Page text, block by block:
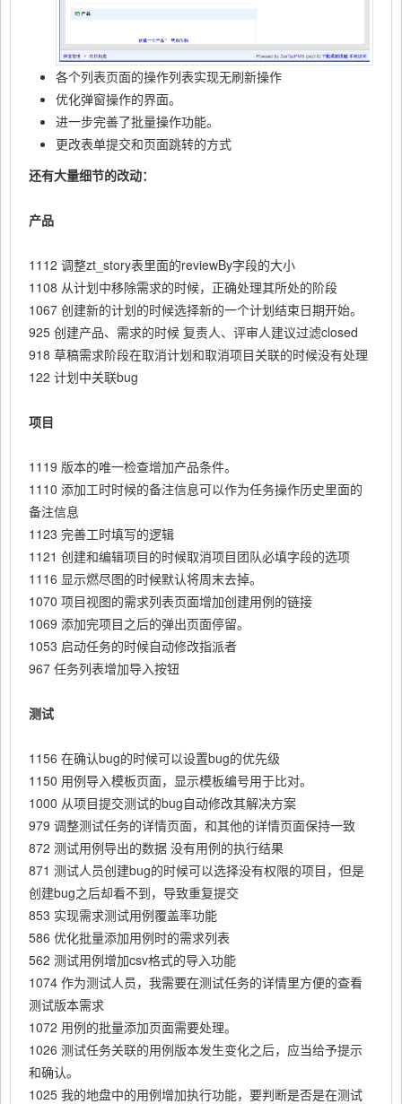
各个列表页面的操作列表实现无刷新操作
优化弹窗操作的界面。
进一步完善了批量操作功能。
更改表单提交和页面跳转的方式
还有大量细节的改动：
产品
1112 调整zt_story表里面的reviewBy字段的大小
1108 从计划中移除需求的时候，正确处理其所处的阶段
1067 创建新的计划的时候选择新的一个计划结束日期开始。
925 创建产品、需求的时候 复责人、评审人建议过滤closed
918 草稿需求阶段在取消计划和取消项目关联的时候没有处理
122 计划中关联bug
项目
1119 版本的唯一检查增加产品条件。
1110 添加工时时候的备注信息可以作为任务操作历史里面的
备注信息
1123 完善工时填写的逻辑
1121 创建和编辑项目的时候取消项目团队必填字段的选项
1116 显示燃尽图的时候默认将周末去掉。
1070 项目视图的需求列表页面增加创建用例的链接
1069 添加完项目之后的弹出页面停留。
1053 启动任务的时候自动修改指派者
967 任务列表增加导入按钮
测试
1156 在确认bug的时候可以设置bug的优先级
1150 用例导入模板页面，显示模板编号用于比对。
1000 从项目提交测试的bug自动修改其解决方案
979 调整测试任务的详情页面，和其他的详情页面保持一致
872 测试用例导出的数据 没有用例的执行结果
871 测试人员创建bug的时候可以选择没有权限的项目，但是
创建bug之后却看不到，导致重复提交
853 实现需求测试用例覆盖率功能
586 优化批量添加用例时的需求列表
562 测试用例增加csv格式的导入功能
1074 作为测试人员，我需要在测试任务的详情里方便的查看
测试版本需求
1072 用例的批量添加页面需要处理。
1026 测试任务关联的用例版本发生变化之后，应当给予提示
和确认。
1025 我的地盘中的用例增加执行功能，要判断是否是在测试